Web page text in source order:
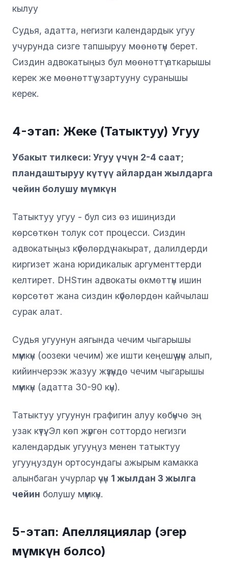
кылуу
Судья, адатта, негизги календардык угуу
учурунда сизге тапшыруу мөөнөтүн берет.
Сиздин адвокатыңыз бул мөөнөттү аткарышы
керек же мөөнөттү узартууну суранышы
керек.
4-этап: Жеке (Татыктуу) Угуу
Убакыт тилкеси: Угуу үчүн 2-4 саат;
пландаштыруу күтүү айлардан жылдарга
чейин болушу мүмкүн
Татыктуу угуу - бул сиз өз ишиңизди
көрсөткөн толук сот процесси. Сиздин
адвокатыңыз күбөлөрдү чакырат, далилдерди
киргизет жана юридикалык аргументтерди
келтирет. DHSтин адвокаты өкмөттүн ишин
көрсөтөт жана сиздин күбөлөрдөн кайчылаш
сурак алат.
Судья угуунун аягында чечим чыгарышы
мүмкүн (оозеки чечим) же ишти кеңешүү үчүн алып,
кийинчерээк жазуу жүзүндө чечим чыгарышы
мүмкүн (адатта 30-90 күн).
Татыктуу угуунун графигин алуу көбүнчө эң
узак күтүү. Эл көп жүргөн соттордо негизги
календардык угууңуз менен татыктуу
угууңуздун ортосундагы ажырым камакка
алынбаган учурлар үчүн 1 жылдан 3 жылга
чейин болушу мүмкүн.
5-этап: Апелляциялар (эгер
мүмкүн болсо)